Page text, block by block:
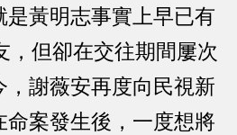
黃明志事實上早已有
，但卻在交往期間屢次
謝薇安再度向民視新
命案發生後，一度想將